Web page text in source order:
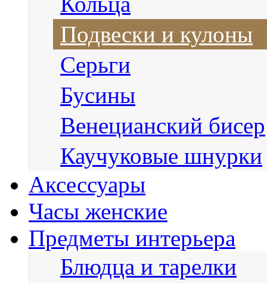
Подвески и кулоны
Серьги
Бусины
Венецианский бисер
Каучуковые шнурки
Аксессуары
Часы женские
Предметы интерьера
Блюдца и тарелки